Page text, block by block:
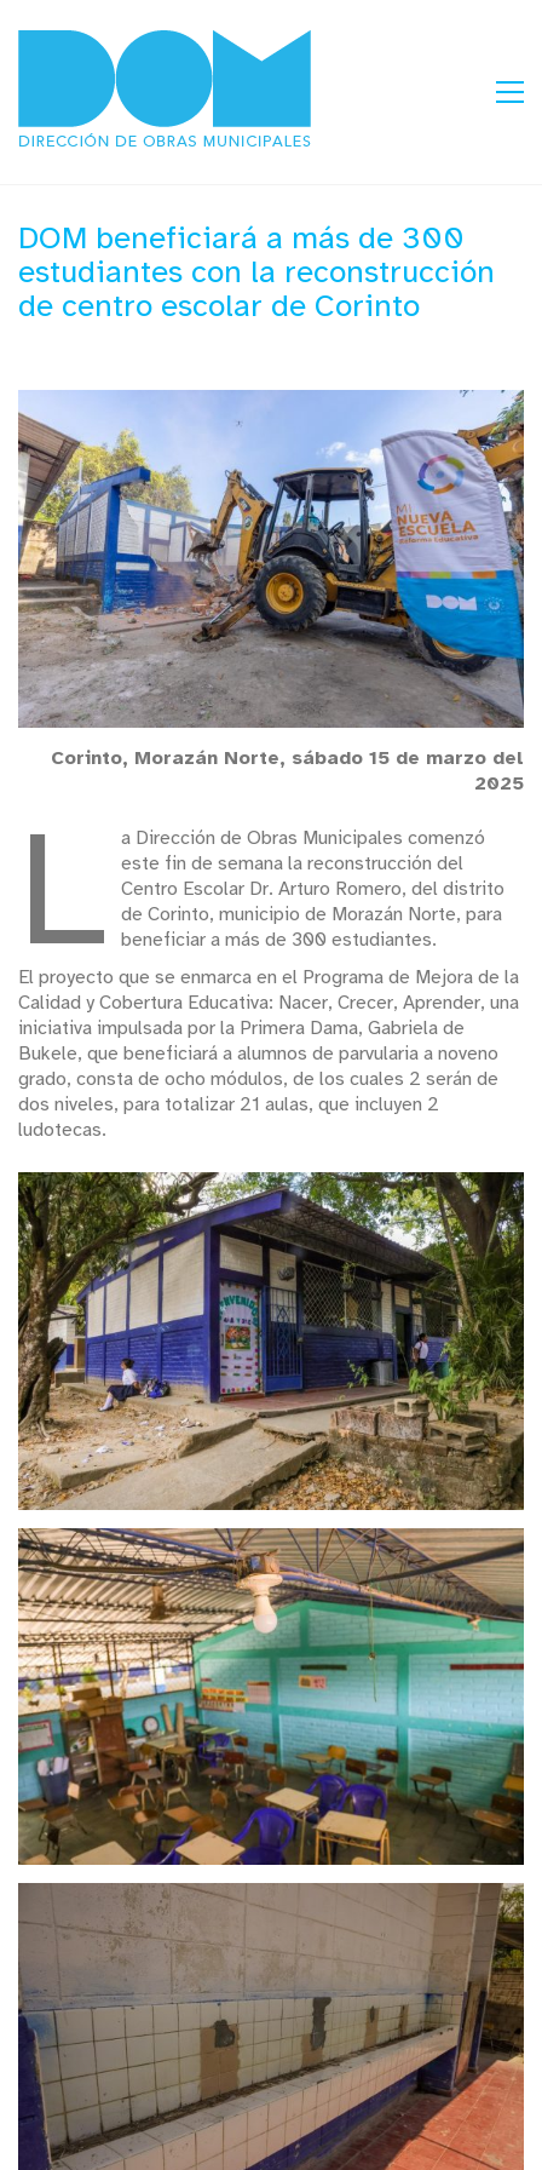
DOM beneficiará a más de 300
estudiantes con la reconstrucción
de centro escolar de Corinto
Corinto, Morazán Norte, sábado 15 de marzo del
2025
L
a Dirección de Obras Municipales comenzó
este fin de semana la reconstrucción del
Centro Escolar Dr. Arturo Romero, del distrito
de Corinto, municipio de Morazán Norte, para
beneficiar a más de 300 estudiantes.
El proyecto que se enmarca en el Programa de Mejora de la
Calidad y Cobertura Educativa: Nacer, Crecer, Aprender, una
iniciativa impulsada por la Primera Dama, Gabriela de
Bukele, que beneficiará a alumnos de parvularia a noveno
grado, consta de ocho módulos, de los cuales 2 serán de
dos niveles, para totalizar 21 aulas, que incluyen 2
ludotecas.